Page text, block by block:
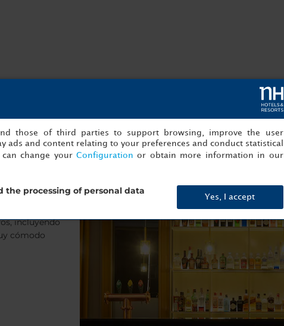
En él
incluyendo
cómodo
those of third parties to support browsing, improve the user
ads and content relating to your preferences and conduct statistical
change your Configuration or obtain more information in our
the processing of personal data
Yes, I accept